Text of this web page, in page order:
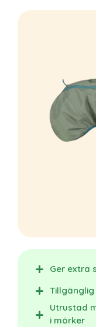
Ger extra
Utrustad
i mörker